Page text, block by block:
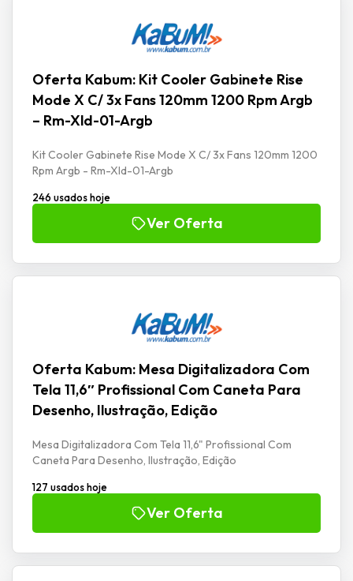
Oferta Kabum: Kit Cooler Gabinete Rise
Mode X C/ 3x Fans 120mm 1200 Rpm Argb
– Rm-Xld-01-Argb
Kit Cooler Gabinete Rise Mode X C/ 3x Fans 120mm 1200
Rpm Argb - Rm-Xld-01-Argb
246 usados hoje
Ver Oferta
Oferta Kabum: Mesa Digitalizadora Com
Tela 11,6″ Profissional Com Caneta Para
Desenho, Ilustração, Edição
Mesa Digitalizadora Com Tela 11,6" Profissional Com
Caneta Para Desenho, Ilustração, Edição
127 usados hoje
Ver Oferta